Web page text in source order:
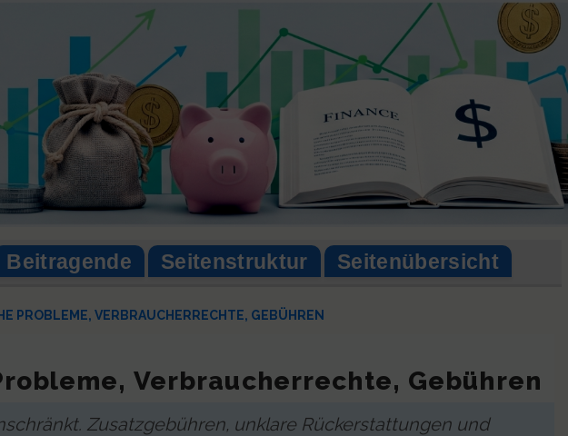
Beitragende Seitenstruktur Seitenübersicht
PROBLEME, VERBRAUCHERRECHTE, GEBÜHREN
Verbraucherrechte, Gebühren
Zusatzgebühren, unklare Rückerstattungen und